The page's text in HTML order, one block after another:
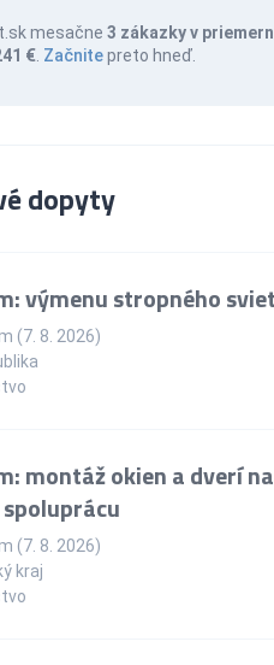
mesačne3 zákazky v
€ Začnitepreto hneď.
dopyty
výmenu stropného
(7. 8. 2026)
montáž okien a dverí na
(7. 8. 2026)
kraj